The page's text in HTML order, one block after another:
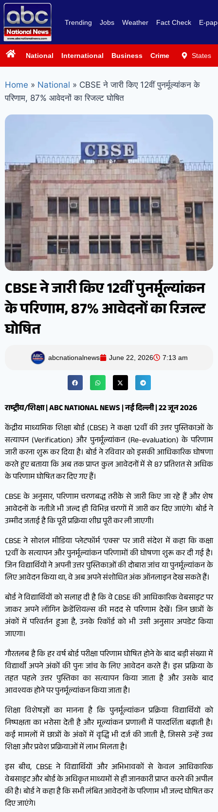
Trending Jobs Weather Fact Check E-
National International Business Crime PoliticsStates
Home » National » CBSE ने जारी किए 12वीं पुनर्मूल्यांकन के
परिणाम, 87% आवेदनों का रिजल्ट घोषित
CBSE ने जारी किए 12वीं पुनर्मूल्यांकन
के परिणाम, 87% आवेदनों का रिजल्ट
घोषित
abcnationalnews June 22, 2026 7:13 am
राष्ट्रीय/शिक्षा | ABC NATIONAL NEWS | नई दिल्ली | 22 जून 2026
केंद्रीय माध्यमिक शिक्षा बोर्ड (CBSE) ने कक्षा 12वीं की उत्तर पुस्तिकाओं के
सत्यापन (Verification) और पुनर्मूल्यांकन (Re-evaluation) के परिणाम
जारी करना शुरू कर दिया है। बोर्ड ने रविवार को इसकी आधिकारिक घोषणा
करते हुए बताया कि अब तक प्राप्त कुल आवेदनों में से 87 प्रतिशत से अधिक
के परिणाम घोषित कर दिए गए हैं।
CBSE के अनुसार, परिणाम चरणबद्ध तरीके से जारी किए जा रहे हैं और शेष
आवेदनों के नतीजे भी जल्द ही विभिन्न चरणों में जारी कर दिए जाएंगे। बोर्ड ने
उम्मीद जताई है कि पूरी प्रक्रिया शीघ्र पूरी कर ली जाएगी।
CBSE ने सोशल मीडिया प्लेटफॉर्म ‘एक्स’ पर जारी संदेश में कहा कि कक्षा
12वीं के सत्यापन और पुनर्मूल्यांकन परिणामों की घोषणा शुरू कर दी गई है।
जिन विद्यार्थियों ने अपनी उत्तर पुस्तिकाओं की दोबारा जांच या पुनर्मूल्यांकन के
लिए आवेदन किया था, वे अब अपने संशोधित अंक ऑनलाइन देख सकते हैं।
बोर्ड ने विद्यार्थियों को सलाह दी है कि वे CBSE की आधिकारिक वेबसाइट पर
जाकर अपने लॉगिन क्रेडेंशियल्स की मदद से परिणाम देखें। जिन छात्रों के
अंकों में परिवर्तन हुआ है, उनके रिकॉर्ड को भी उसी अनुसार अपडेट किया
जाएगा।
गौरतलब है कि हर वर्ष बोर्ड परीक्षा परिणाम घोषित होने के बाद बड़ी संख्या में
विद्यार्थी अपने अंकों की पुनः जांच के लिए आवेदन करते हैं। इस प्रक्रिया के
तहत पहले उत्तर पुस्तिका का सत्यापन किया जाता है और उसके बाद
आवश्यक होने पर पुनर्मूल्यांकन किया जाता है।
शिक्षा विशेषज्ञों का मानना है कि पुनर्मूल्यांकन प्रक्रिया विद्यार्थियों को
निष्पक्षता का भरोसा देती है और मूल्यांकन प्रणाली में पारदर्शिता बढ़ाती है।
कई मामलों में छात्रों के अंकों में वृद्धि भी दर्ज की जाती है, जिससे उन्हें उच्च
शिक्षा और प्रवेश प्रक्रियाओं में लाभ मिलता है।
इस बीच, CBSE ने विद्यार्थियों और अभिभावकों से केवल आधिकारिक
वेबसाइट और बोर्ड के अधिकृत माध्यमों से ही जानकारी प्राप्त करने की अपील
की है। बोर्ड ने कहा है कि सभी लंबित आवेदनों के परिणाम भी जल्द घोषित कर
दिए जाएंगे।